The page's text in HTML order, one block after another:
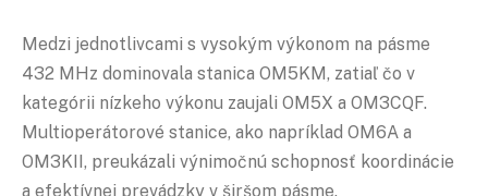
Medzi jednotlivcami s vysokým výkonom na pásme
432 MHz dominovala stanica OM5KM, zatiaľ čo v
kategórii nízkeho výkonu zaujali OM5X a OM3CQF.
Multioperátorové stanice, ako napríklad OM6A a
OM3KII, preukázali výnimočnú schopnosť koordinácie
a efektívnej prevádzky v širšom pásme.